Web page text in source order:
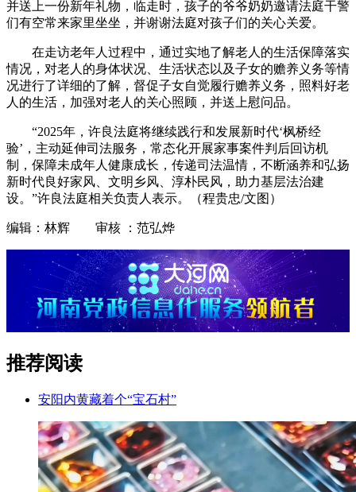
并送上一份新年礼物，临走时，孩子的爷爷奶奶邀请法庭干警
们有空常来家里坐坐，并谢谢法庭对孩子们的关心关爱。
在走访老年人过程中，通过实地了解老人的生活保障落实
情况，对老人的身体状况、生活状态以及子女的赡养义务等情
况进行了详细的了解，督促子女自觉履行赡养义务，照料好老
人的生活，加强对老人的关心照顾，并送上慰问品。
“2025年，许良法庭将继续践行和发展新时代‘枫桥经
验’，主动延伸司法服务，常态化开展家事案件判后回访机
制，保障未成年人健康成长，传递司法温情，不断涵养和弘扬
新时代良好家风、文明乡风、淳朴民风，助力基层法治建
设。”许良法庭相关负责人表示。（程贵忠/文图）
编辑：林辉 审核 ：范弘烨
推荐阅读
安阳内黄藏着个“宝石村”